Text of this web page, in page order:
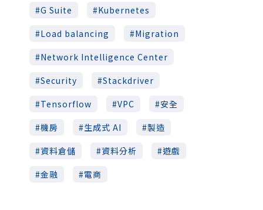
G Suite
Kubernetes
Load balancing
Migration
Network Intelligence Center
Security
Stackdriver
Tensorflow
VPC
安全
機房
生成式 AI
製造
資料倉儲
資料分析
遊戲
金融
電商